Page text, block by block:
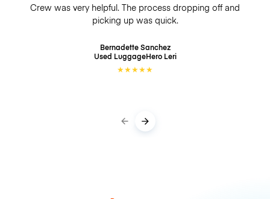
Crew was very helpful. The process dropping off and
picking up was quick.
Bernadette Sanchez
Used LuggageHero Leri
★★★★★